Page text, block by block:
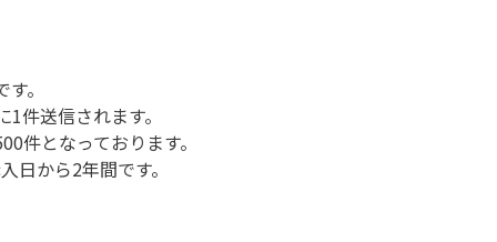
。
件送信されます。
件となっております。
日から2年間です。